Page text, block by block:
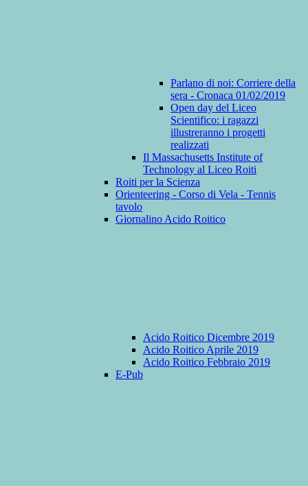
Parlano di noi: Corriere della
sera - Cronaca 01/02/2019
Open day del Liceo
Scientifico: i ragazzi
illustreranno i progetti
realizzati
Il Massachusetts Institute of
Technology al Liceo Roiti
Roiti per la Scienza
Orienteering - Corso di Vela - Tennis
tavolo
Giornalino Acido Roitico
Acido Roitico Dicembre 2019
Acido Roitico Aprile 2019
Acido Roitico Febbraio 2019
E-Pub